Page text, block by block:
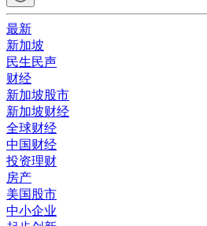
最新
新加坡
民生民声
财经
新加坡股市
新加坡财经
全球财经
中国财经
投资理财
房产
美国股市
中小企业